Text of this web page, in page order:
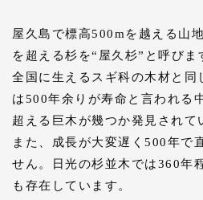
屋久島で標高500mを越える山
を超える杉を“屋久杉”と呼びま
全国に生えるスギ科の木材と同
は500年余りが寿命と言われる
超える巨木が幾つか発見されて
また、成長が大変遅く500年で
せん。日光の杉並木では360年
も存在しています。